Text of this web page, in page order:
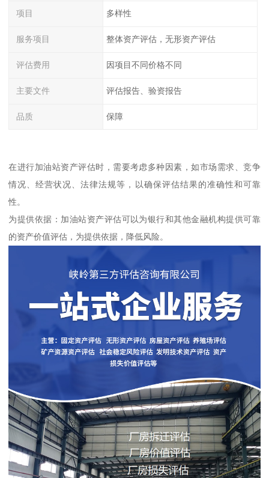
项目 多样性
服务项目 整体资产评估，无形资产评估
评估费用 因项目不同价格不同
主要文件 评估报告、验资报告
品质 保障
在进行加油站资产评估时，需要考虑多种因素，如市场需求、竞争
情况、经营状况、法律法规等，以确保评估结果的准确性和可靠
性。
为提供依据：加油站资产评估可以为银行和其他金融机构提供可靠
的资产价值评估，为提供依据，降低风险。